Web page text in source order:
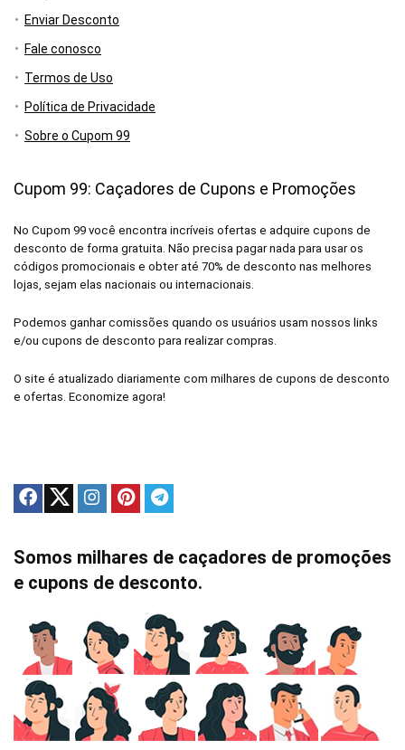
Enviar Desconto
Fale conosco
Termos de Uso
Política de Privacidade
Sobre o Cupom 99
Cupom 99: Caçadores de Cupons e Promoções
No Cupom 99 você encontra incríveis ofertas e adquire cupons de
desconto de forma gratuita. Não precisa pagar nada para usar os
códigos promocionais e obter até 70% de desconto nas melhores
lojas, sejam elas nacionais ou internacionais.
Podemos ganhar comissões quando os usuários usam nossos links
e/ou cupons de desconto para realizar compras.
O site é atualizado diariamente com milhares de cupons de desconto
e ofertas. Economize agora!
Somos milhares de caçadores de promoções
e cupons de desconto.